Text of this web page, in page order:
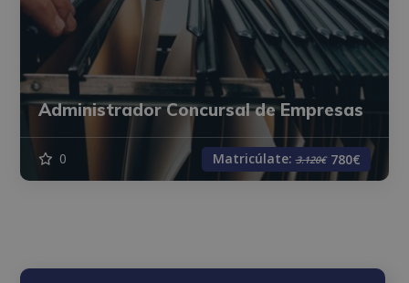
Administrador Concursal de Empresas
0 Matricúlate:3.120€ 780€